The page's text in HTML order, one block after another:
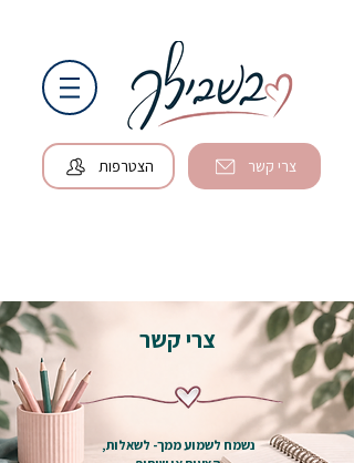
הצטרפות צרי קשר
צרי קשר
נשמח לשמוע ממך- לשאלות,